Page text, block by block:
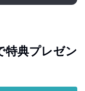
特典プレゼン